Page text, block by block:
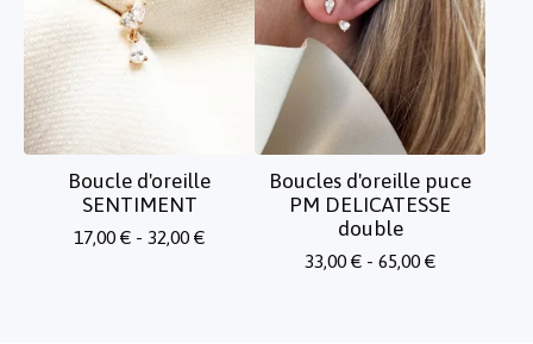
Boucle d'oreille
SENTIMENT
17,00 € - 32,00 €
Boucles d'oreille puce
PM DELICATESSE
double
33,00 € - 65,00 €